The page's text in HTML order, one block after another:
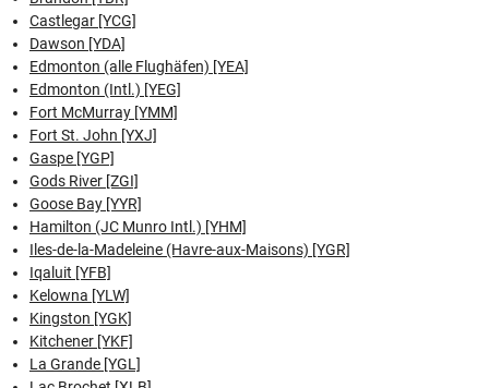
Castlegar [YCG]
Dawson [YDA]
Edmonton (alle Flughäfen) [YEA]
Edmonton (Intl.) [YEG]
Fort McMurray [YMM]
Fort St. John [YXJ]
Gaspe [YGP]
Gods River [ZGI]
Goose Bay [YYR]
Hamilton (JC Munro Intl.) [YHM]
Iles-de-la-Madeleine (Havre-aux-Maisons) [YGR]
Iqaluit [YFB]
Kelowna [YLW]
Kingston [YGK]
Kitchener [YKF]
La Grande [YGL]